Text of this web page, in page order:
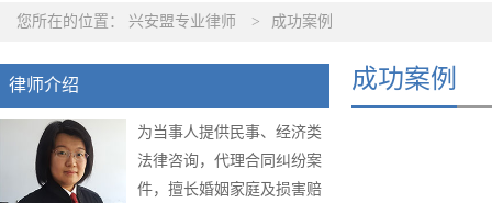
您所在的位置： 兴安盟专业律师 > 成功案例
律师介绍
为当事人提供民事、经济类
法律咨询，代理合同纠纷案
件，擅长婚姻家庭及损害赔
成功案例